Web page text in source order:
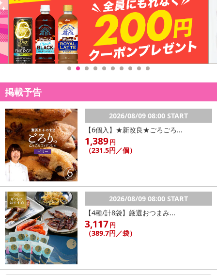
掲載予告
2026/08/09 08:00 START
【6個入】★新改良★ごろごろ...
1,389円
（231.5円／個）
2026/08/09 08:00 START
【4種/計8袋】厳選おつまみ...
3,117円
（389.7円／袋）